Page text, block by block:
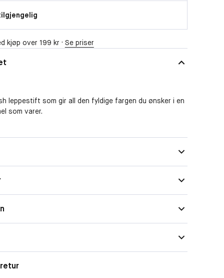
kjøp over 199 kr · Se priser
leppestift som gir all den fyldige fargen du ønsker i en
som varer.
formel
med sateng finish